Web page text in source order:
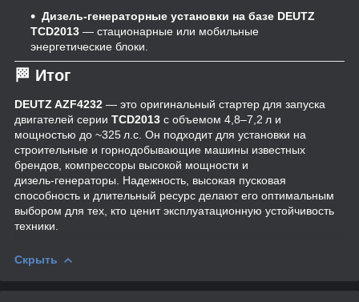
Дизель‑генераторные установки на базе DEUTZ
TCD2013 — стационарные или мобильные
энергетические блоки.
🏁 Итог
DEUTZ AZF4232 — это оригинальный стартер для запуска
двигателей серии TCD2013 с объемом 4,8–7,2 л и
мощностью до ~325 л.с. Он подходит для установки на
строительные и горнодобывающие машины известных
брендов, компрессоры высокой мощности и
дизель‑генераторы. Надежность, высокая пусковая
способность и длительный ресурс делают его оптимальным
выбором для тех, кто ценит эксплуатационную устойчивость
техники.
Скрыть